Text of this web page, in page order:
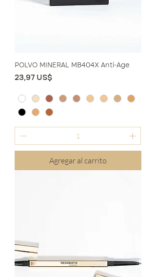
POLVO MINERAL MB404X Anti-Age
Precio
23,97 US$
Agregar al carrito